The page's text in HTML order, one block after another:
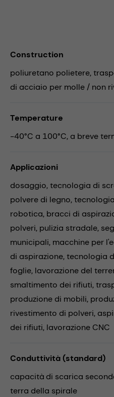
Construction
poliuretano polietere,
di acciaio per molle / non
Temperature
-40°C a 100°C, a breve
Applicazioni
dosaggio,tecnologia di
polvere di legno,
robotica, bracci di
polveri, pulizia stradale,
municipali, macchine per
di aspirazione,tecnologia
foglie, lavorazione del
smaltimento dei rifiuti,
produzione di mobili,
rivestimento di polveri,
dei rifiuti, lavorazione CNC
Conduttività (standard)
capacità di scarica
terra della spirale